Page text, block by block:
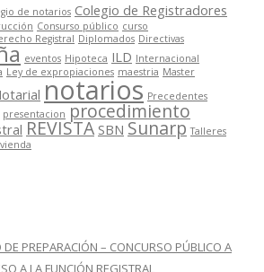
de notarios Colegio de Registradores
Consurso público curso
Registral Diplomados Directivas
eventos Hipoteca ILD Internacional
Ley de expropiaciones maestria Master
notarios Precedentes
presentacion procedimiento
REVISTA SBN Sunarp Talleres
DE PREPARACIÓN – CONCURSO PÚBLICO A